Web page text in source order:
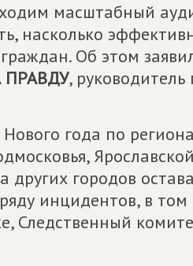
масштабный
насколько
Об этом
ПРАВДУ,
года по
городов
инцидентов, в том
Следственный